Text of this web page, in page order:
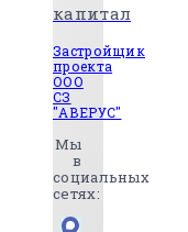
капитал
Застройщик
проекта
ООО
СЗ
"АВЕРУС"
Мы
в
социальных
сетях: